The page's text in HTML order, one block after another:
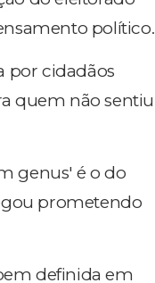
político.
por cidadãos
quem não sentiu
genus' é o do
prometendo
definida em